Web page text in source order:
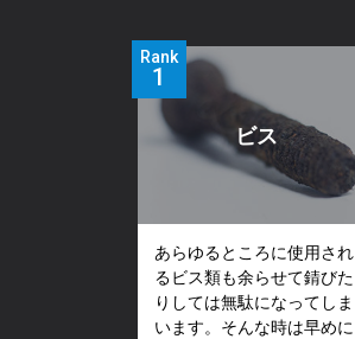
Rank
ビス
あらゆるところに使用され
るビス類も余らせて錆びた
りしては無駄になってしま
います。そんな時は早めに